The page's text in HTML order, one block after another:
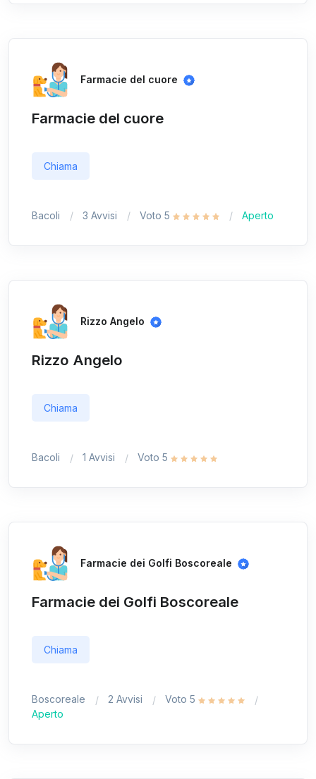
Farmacie del cuore
Farmacie del cuore
Chiama
Bacoli 3 Avvisi Voto 5 Aperto
Rizzo Angelo
Rizzo Angelo
Chiama
Bacoli 1 Avvisi Voto 5
Farmacie dei Golfi Boscoreale
Farmacie dei Golfi Boscoreale
Chiama
Boscoreale 2 Avvisi
Voto 5
Aperto